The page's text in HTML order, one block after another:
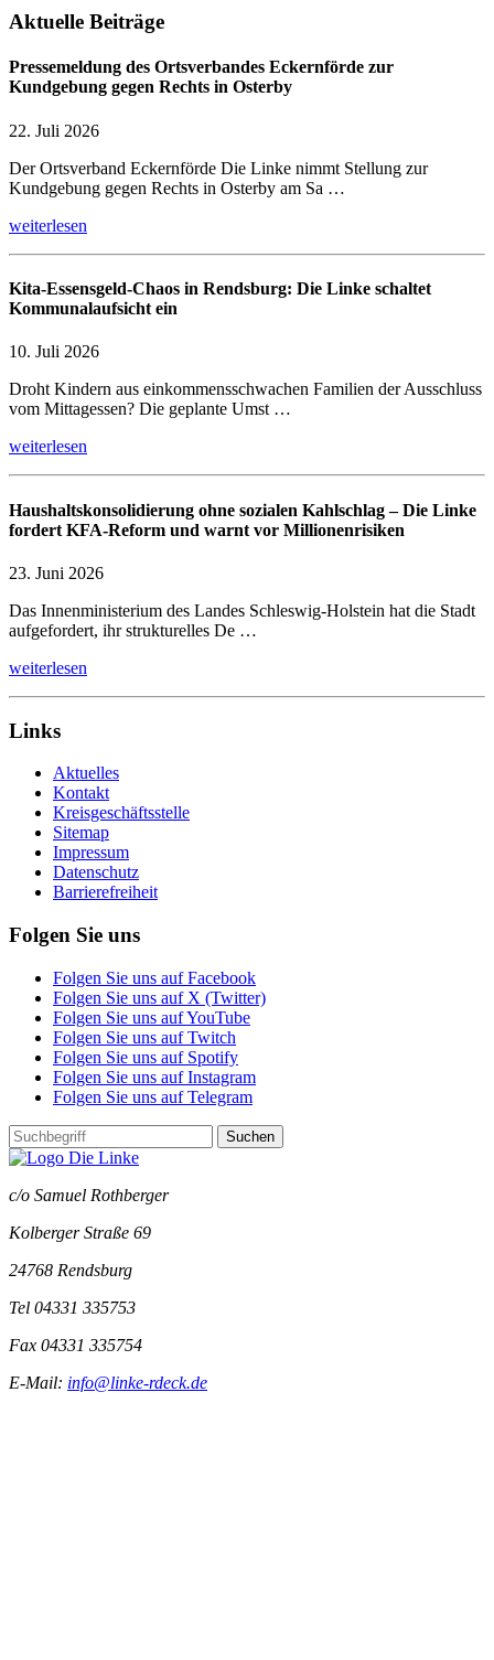
Aktuelle Beiträge
Pressemeldung des Ortsverbandes Eckernförde zur
Kundgebung gegen Rechts in Osterby
22. Juli 2026
Der Ortsverband Eckernförde Die Linke nimmt Stellung zur
Kundgebung gegen Rechts in Osterby am Sa …
weiterlesen
Kita-Essensgeld-Chaos in Rendsburg: Die Linke schaltet
Kommunalaufsicht ein
10. Juli 2026
Droht Kindern aus einkommensschwachen Familien der Ausschluss
vom Mittagessen? Die geplante Umst …
weiterlesen
Haushaltskonsolidierung ohne sozialen Kahlschlag – Die Linke
fordert KFA-Reform und warnt vor Millionenrisiken
23. Juni 2026
Das Innenministerium des Landes Schleswig-Holstein hat die Stadt
aufgefordert, ihr strukturelles De …
weiterlesen
Links
Aktuelles
Kontakt
Kreisgeschäftsstelle
Sitemap
Impressum
Datenschutz
Barrierefreiheit
Folgen Sie uns
Folgen Sie uns auf Facebook
Folgen Sie uns auf X (Twitter)
Folgen Sie uns auf YouTube
Folgen Sie uns auf Twitch
Folgen Sie uns auf Spotify
Folgen Sie uns auf Instagram
Folgen Sie uns auf Telegram
Suchen
c/o Samuel Rothberger
Kolberger Straße 69
24768 Rendsburg
Tel 04331 335753
Fax 04331 335754
E-Mail: info@linke-rdeck.de